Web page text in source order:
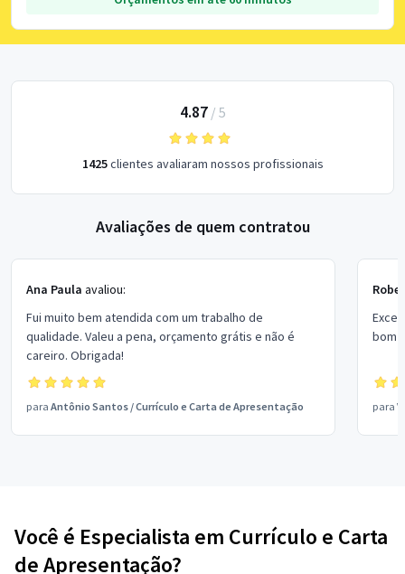
4.87/ 5
1425clientes avaliaram nossos profissionais
Avaliações de quem contratou
Ana Paula avaliou:
Fui muito bem atendida com um trabalho de
qualidade. Valeu a pena, orçamento grátis e não é
careiro. Obrigada!
para Antônio Santos /Currículo e Carta de Apresentação
bom
para
Você é Especialista em Currículo e Carta
de Apresentação?